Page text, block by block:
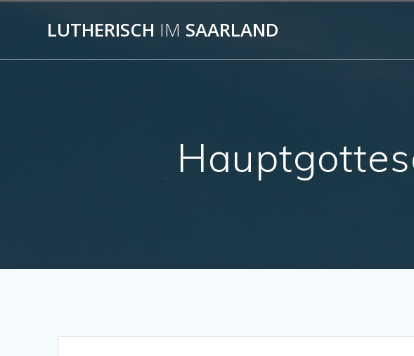
LUTHERISCH IM SAARLAND